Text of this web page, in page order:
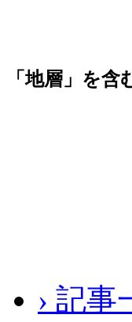
「地層」を含
› 記事